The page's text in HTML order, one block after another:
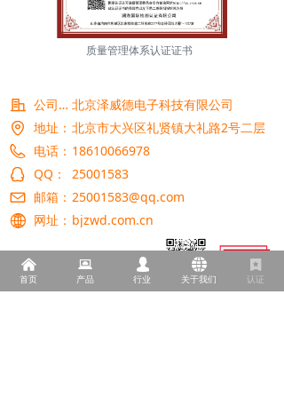
质量管理体系认证证书
公司名称：
北京泽威德电子科技有限公司
地址： 北京市大兴区礼贤镇大礼路2号二层
电话： 18610066978
QQ：
25001583
邮箱： 25001583@qq.com
网址： bjzwd.com.cn
낀
首页
뀵
产品
넙
行业
뀁
关于我们
끈
认证